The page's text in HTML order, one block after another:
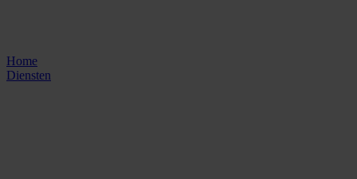
Home
Diensten